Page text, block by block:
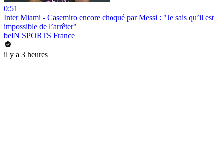
0:51
Inter Miami - Casemiro encore choqué par Messi : "Je sais qu’il est
impossible de l’arrêter"
beIN SPORTS France
il y a 3 heures